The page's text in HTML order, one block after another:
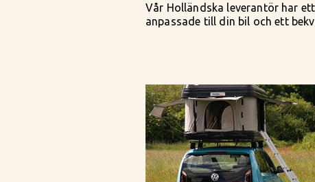
Vår Holländska leverantör har
anpassade till din bil och ett